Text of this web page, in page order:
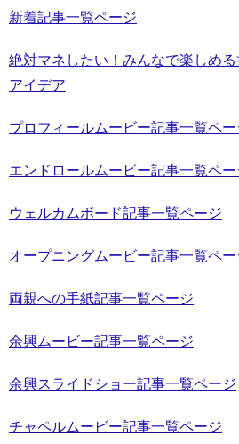
新着記事一覧ページ
絶対マネしたい！みんなで楽しめ
アイデア
プロフィールムービー記事一覧ペー
エンドロールムービー記事一覧ペー
ウェルカムボード記事一覧ページ
オープニングムービー記事一覧ペー
両親への手紙記事一覧ページ
余興ムービー記事一覧ページ
余興スライドショー記事一覧ページ
チャペルムービー記事一覧ページ